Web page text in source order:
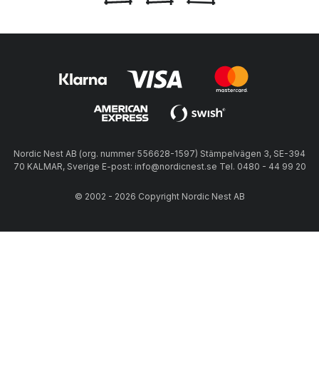
Nordic Nest AB (org. nummer 556628-1597) Stämpelvägen 3, SE-394
70 KALMAR, Sverige E-post: info@nordicnest.se Tel. 0480 - 44 99 20
© 2002 - 2026 Copyright Nordic Nest AB